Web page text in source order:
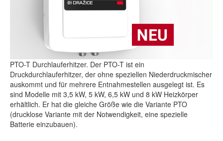
PTO-T Durchlauferhitzer. Der PTO-T ist ein
Druckdurchlauferhitzer, der ohne speziellen Niederdruckmischer
auskommt und für mehrere Entnahmestellen ausgelegt ist. Es
sind Modelle mit 3,5 kW, 5 kW, 6,5 kW und 8 kW Heizkörper
erhältlich. Er hat die gleiche Größe wie die Variante PTO
(drucklose Variante mit der Notwendigkeit, eine spezielle
Batterie einzubauen).